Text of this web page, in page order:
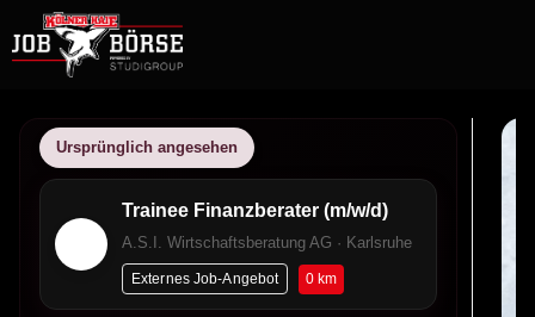
Ursprünglich angesehen
Trainee Finanzberater (m/w/d)
A.S.I. Wirtschaftsberatung AG · Karlsruhe
Externes Job-Angebot 0 km